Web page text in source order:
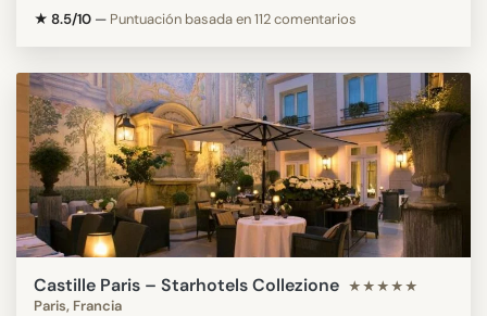
★ 8.5/10 — Puntuación basada en 112 comentarios
Castille Paris – Starhotels Collezione ★★★★★
Paris, Francia